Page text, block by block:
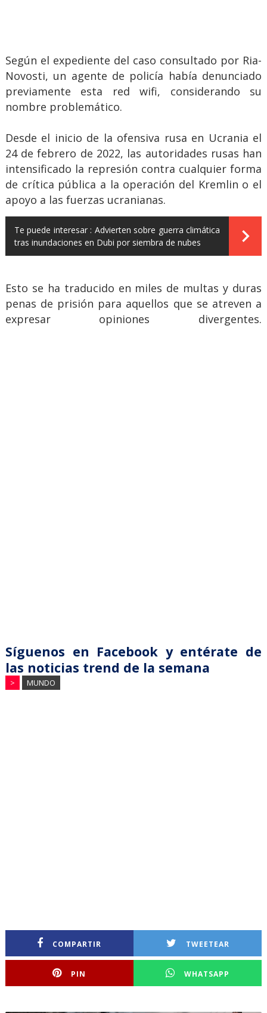
Según el expediente del caso consultado por Ria-
Novosti, un agente de policía había denunciado
previamente esta red wifi, considerando su
nombre problemático.
Desde el inicio de la ofensiva rusa en Ucrania el
24 de febrero de 2022, las autoridades rusas han
intensificado la represión contra cualquier forma
de crítica pública a la operación del Kremlin o el
apoyo a las fuerzas ucranianas.
Te puede interesar : Advierten sobre guerra climática
tras inundaciones en Dubi por siembra de nubes
Esto se ha traducido en miles de multas y duras
penas de prisión para aquellos que se atreven a
expresar opiniones divergentes.
Síguenos en Facebook y entérate de
las noticias trend de la semana
> MUNDO
COMPARTIR TWEETEAR
PIN WHATSAPP